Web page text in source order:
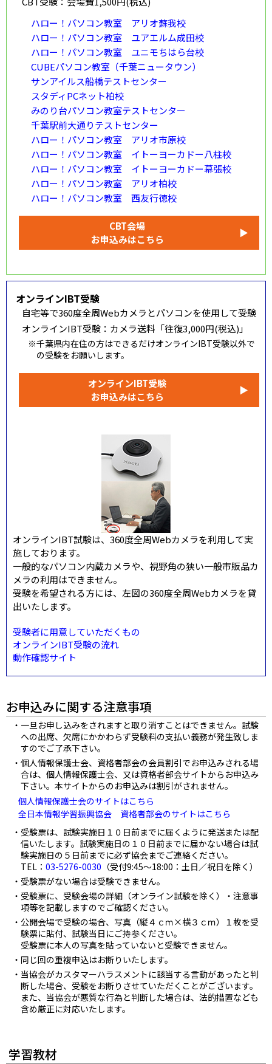
ハロー！パソコン教室 アリオ蘇我校
ハロー！パソコン教室 ユアエルム成田校
ハロー！パソコン教室 ユニモちはら台校
CUBEパソコン教室（千葉ニュータウン）
サンアイルス船橋テストセンター
スタディPCネット柏校
みのり台パソコン教室テストセンター
千葉駅前大通りテストセンター
ハロー！パソコン教室 アリオ市原校
ハロー！パソコン教室 イトーヨーカドー八柱校
ハロー！パソコン教室 イトーヨーカドー幕張校
ハロー！パソコン教室 アリオ柏校
ハロー！パソコン教室 西友行徳校
CBT会場
お申込みはこちら
▶
オンラインIBT受験
自宅等で360度全周Webカメラとパソコンを使用して受験
オンラインIBT受験：カメラ送料「往復3,000円(税込)」
※千葉県内在住の方はできるだけオンラインIBT受験以外で
の受験をお願いします。
オンラインIBT受験
お申込みはこちら
▶
オンラインIBT試験は、360度全周Webカメラを利用して実
施しております。
一般的なパソコン内蔵カメラや、視野角の狭い一般市販品カ
メラの利用はできません。
受験を希望される方には、左図の360度全周Webカメラを貸
出いたします。
受験者に用意していただくもの
オンラインIBT受験の流れ
動作確認サイト
お申込みに関する注意事項
一旦お申し込みをされますと取り消すことはできません。試験
への出席、欠席にかかわらず受験料の支払い義務が発生致しま
すのでご了承下さい。
個人情報保護士会、資格者部会の会員割引でお申込みされる場
合は、個人情報保護士会、又は資格者部会サイトからお申込み
下さい。本サイトからのお申込みは割引がされません。
個人情報保護士会のサイトはこちら
全日本情報学習振興協会 資格者部会のサイトはこちら
受験票は、試験実施日１０日前までに届くように発送または配
信いたします。試験実施日の１０日前までに届かない場合は試
験実施日の５日前までに必ず協会までご連絡ください。
TEL： 03-5276-0030 （受付9:45～18:00：土日／祝日を除く）
受験票がない場合は受験できません。
受験票に、受験会場の詳細（オンライン試験を除く）・注意事
項等を記載しますのでご確認ください。
公開会場で受験の場合、写真（縦４ｃｍ×横３ｃｍ）１枚を受
験票に貼付、試験当日にご持参ください。
受験票に本人の写真を貼っていないと受験できません。
同じ回の重複申込はお断りいたします。
当協会がカスタマーハラスメントに該当する言動があったと判
断した場合、受験をお断りさせていただくことがございます。
また、当協会が悪質な行為と判断した場合は、法的措置なども
含め厳正に対応いたします。
学習教材